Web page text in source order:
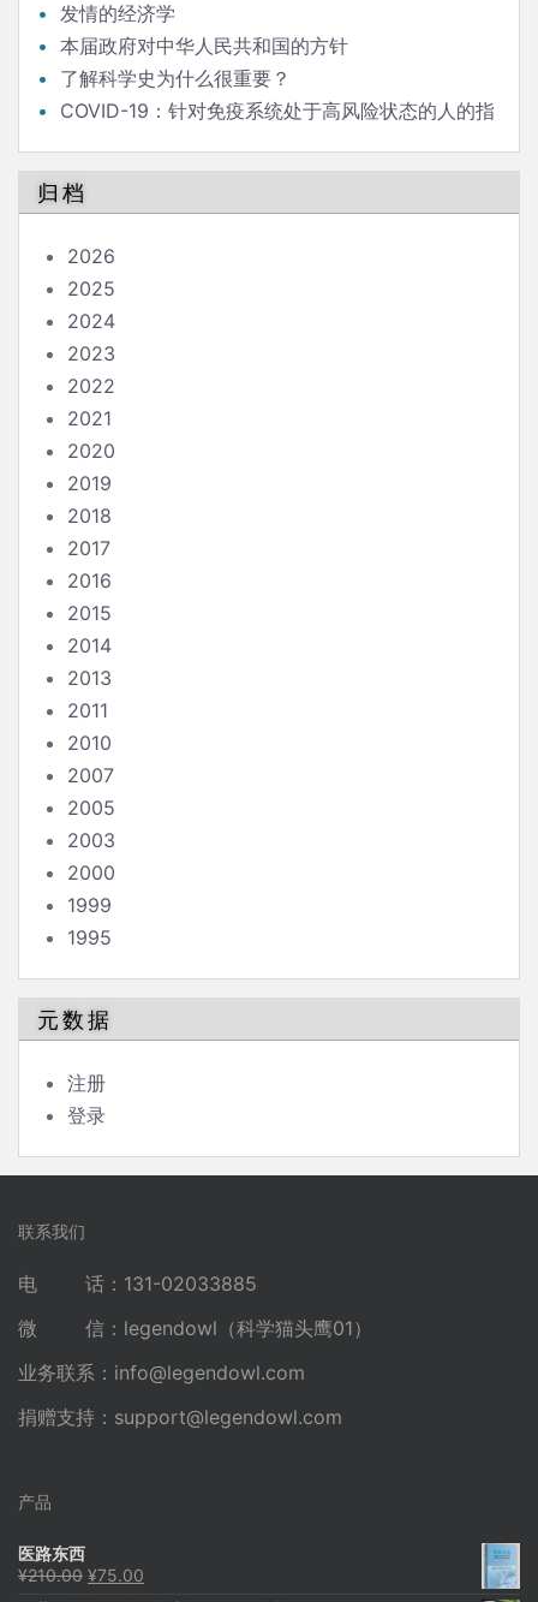
发情的经济学
本届政府对中华人民共和国的方针
了解科学史为什么很重要？
COVID-19：针对免疫系统处于高风险状态的人的指
归档
2026
2025
2024
2023
2022
2021
2020
2019
2018
2017
2016
2015
2014
2013
2011
2010
2007
2005
2003
2000
1999
1995
元数据
注册
登录
联系我们
电 话：131-02033885
微 信：legendowl（科学猫头鹰01）
业务联系： info@legendowl.com
捐赠支持： support@legendowl.com
产品
医路东西
¥210.00 原
¥75.00